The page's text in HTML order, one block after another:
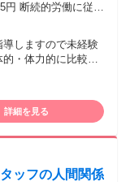
事
支給
条件：本採用と同じ
20 時間あります。
しますので未経験
・体力的に比較的
詳細を見る
ッフの人間関係